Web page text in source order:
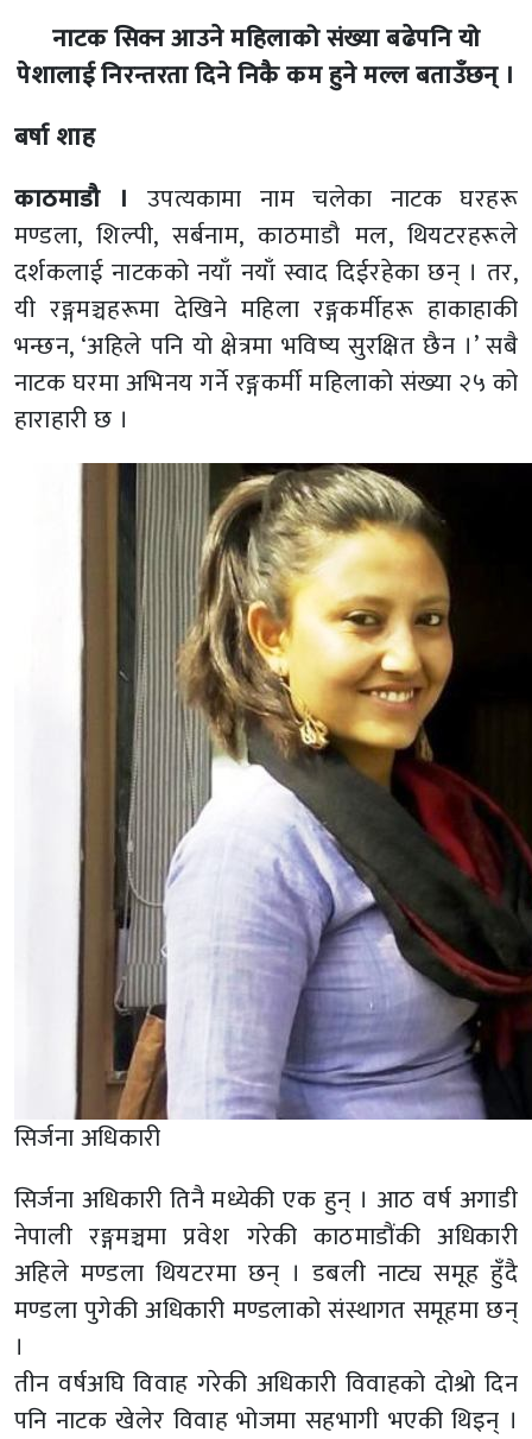
नाटक सिक्न आउने महिलाको संख्या बढेपनि यो
पेशालाई निरन्तरता दिने निकै कम हुने मल्ल बताउँछन् ।
बर्षा शाह
काठमाडौ । उपत्यकामा नाम चलेका नाटक घरहरू
मण्डला, शिल्पी, सर्बनाम, काठमाडौ मल, थियटरहरूले
दर्शकलाई नाटकको नयाँ नयाँ स्वाद दिईरहेका छन् । तर,
यी रङ्गमञ्चहरूमा देखिने महिला रङ्गकर्मीहरू हाकाहाकी
भन्छन, ‘अहिले पनि यो क्षेत्रमा भविष्य सुरक्षित छैन ।’ सबै
नाटक घरमा अभिनय गर्ने रङ्गकर्मी महिलाको संख्या २५ को
हाराहारी छ ।
सिर्जना अधिकारी
सिर्जना अधिकारी तिनै मध्येकी एक हुन् । आठ वर्ष अगाडी
नेपाली रङ्गमञ्चमा प्रवेश गरेकी काठमाडौंकी अधिकारी
अहिले मण्डला थियटरमा छन् । डबली नाट्य समूह हुँदै
मण्डला पुगेकी अधिकारी मण्डलाको संस्थागत समूहमा छन्
।
तीन वर्षअघि विवाह गरेकी अधिकारी विवाहको दोश्रो दिन
पनि नाटक खेलेर विवाह भोजमा सहभागी भएकी थिइन् ।